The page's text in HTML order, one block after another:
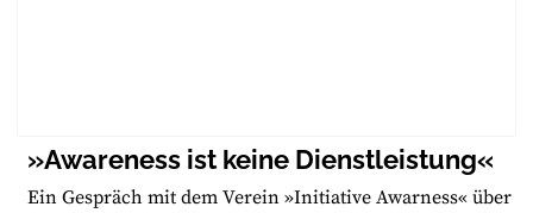
»Awareness ist keine Dienstleistung«
Ein Gespräch mit dem Verein »Initiative Awarness« über